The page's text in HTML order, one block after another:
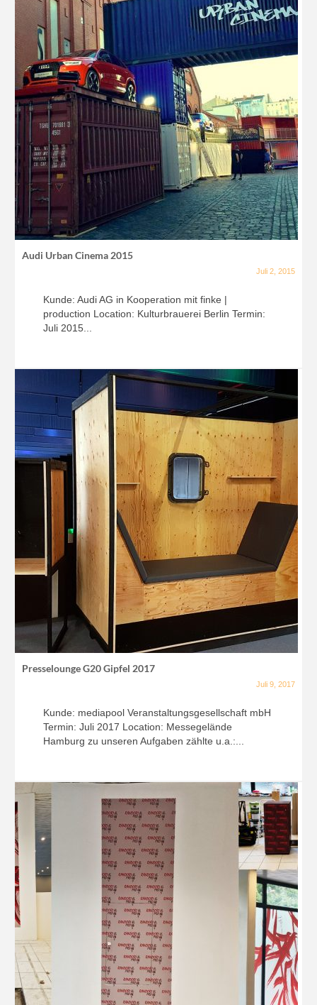
Audi Urban Cinema 2015
Juli 2, 2015
Kunde: Audi AG in Kooperation mit finke |
production Location: Kulturbrauerei Berlin Termin:
Juli 2015...
Presselounge G20 Gipfel 2017
Juli 9, 2017
Kunde: mediapool Veranstaltungsgesellschaft mbH
Termin: Juli 2017 Location: Messegelände
Hamburg zu unseren Aufgaben zählte u.a.:...